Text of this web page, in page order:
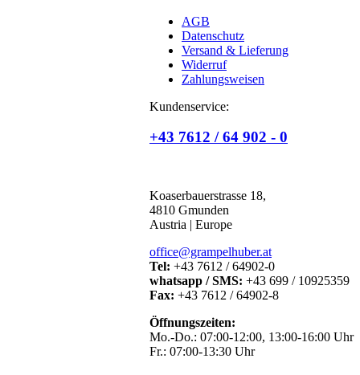
AGB
Datenschutz
Versand & Lieferung
Widerruf
Zahlungsweisen
Kundenservice:
+43 7612 / 64 902 - 0
Koaserbauerstrasse 18,
4810 Gmunden
Austria | Europe
office@grampelhuber.at
Tel: +43 7612 / 64902-0
whatsapp / SMS: +43 699 / 10925359
Fax: +43 7612 / 64902-8
Öffnungszeiten:
Mo.-Do.: 07:00-12:00, 13:00-16:00 Uhr
Fr.: 07:00-13:30 Uhr